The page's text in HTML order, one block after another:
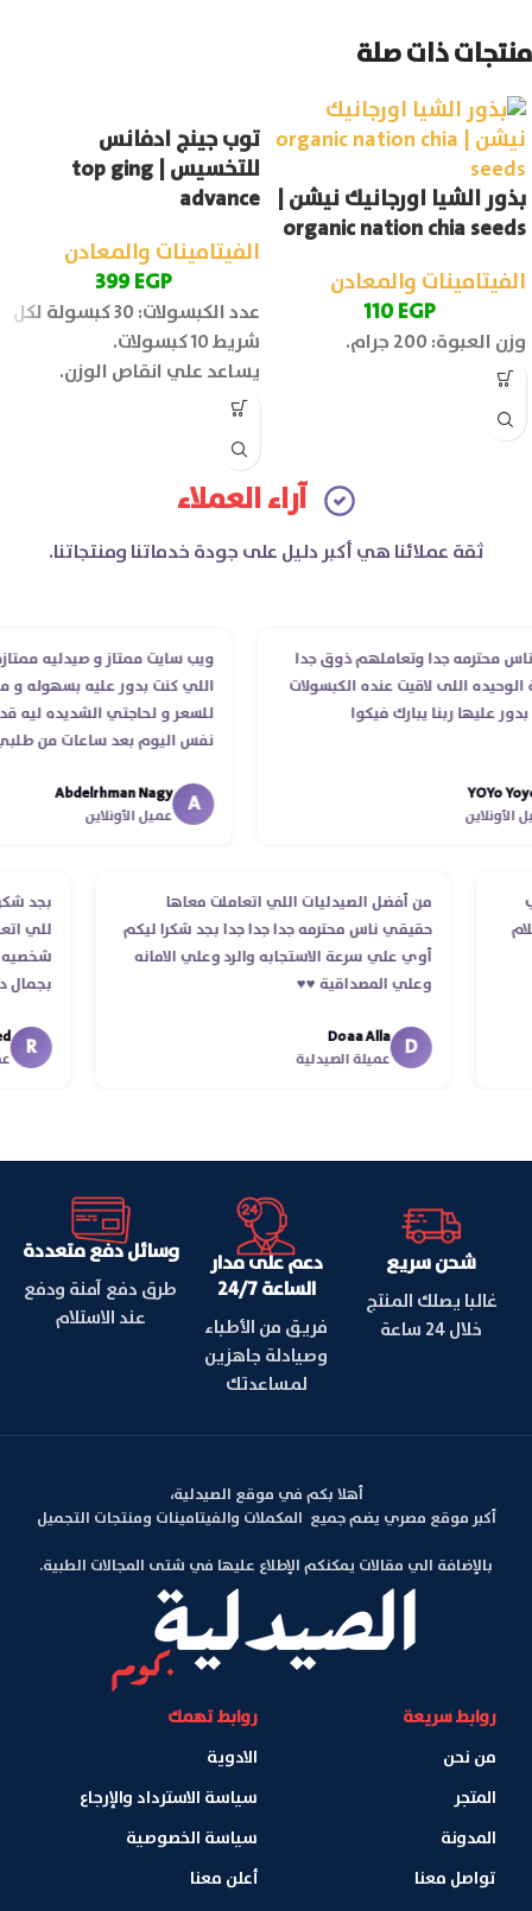
منتجات ذات صلة
بذور الشيا اورجانيك نيشن |
organic nation chia seeds
الفيتامينات والمعادن
110EGP
وزن العبوة: 200 جرام.
توب جينج ادفانس
للتخسيس | top ging
advance
الفيتامينات والمعادن
399EGP
عدد الكبسولات: 30 كبسولة لكل
شريط 10 كبسولات.
يساعد علي انقاص الوزن.
آراء العملاء
ثقة عملائنا هي أكبر دليل على جودة خدماتنا ومنتجاتنا.
جدا وتعاملهم ذوق جدا
اللى لاقيت عنده الكبسولات
ربنا يبارك فيكوا
ويب سايت ممتاز و صيدليه ممتازه
اللي كنت بدور عليه بسهوله و من
للسعر و لحاجتي الشديده ليه قدر
نفس اليوم بعد ساعات من طلبي و
انتهاء موعد عمله ..فضل يتابع معايا
استلمت ..شكرا جزيلا ليكم
Abdelrhman Nagy
عميل الأونلاين
من أفضل الصيدليات اللي اتعاملت معاها
حقيقي ناس محترمه جدا جدا جدا بجد شكرا ليكم
أوي علي سرعة الاستجابه والرد وعلي الامانه
وعلي المصداقية ♥️♥️‏
D
Doaa Alla
عميلة الصيدلية
شحن سريع
غالبا يصلك المنتج
خلال 24 ساعة
دعم على مدار
الساعة 24/7
فريق من الأطباء
وصيادلة جاهزين
لمساعدتك
وسائل دفع متعددة
طرق دفع آمنة ودفع
عند الاستلام
أهلا بكم في موقع الصيدلية،
أكبر موقع مصري يضم جميع المكملات والفيتامينات ومنتجات التجميل
بالإضافة الي مقالات يمكنكم الإطلاع عليها في شتى المجالات الطبية.
روابط سريعة
من نحن
المتجر
المدونة
تواصل معنا
روابط تهمك
الادوية
سياسة الاسترداد والإرجاع
سياسة الخصوصية
أعلن معنا